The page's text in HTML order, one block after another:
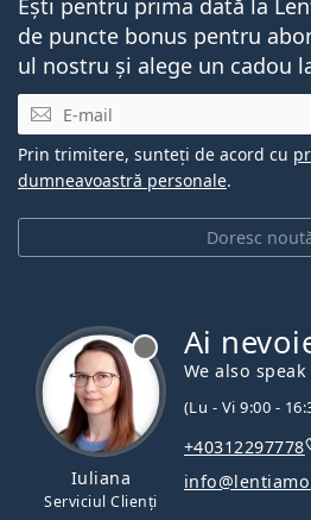
Ești pentru prima dată la
de puncte bonus pentru
ul nostru și alege un cadou
E-mail
Doresc
Prin trimitere, sunteți de acord cu
dumneavoastră personale.
Iuliana
Serviciul Clienți
Ai
We also
(Lu - Vi 9:00 -
+40312297778